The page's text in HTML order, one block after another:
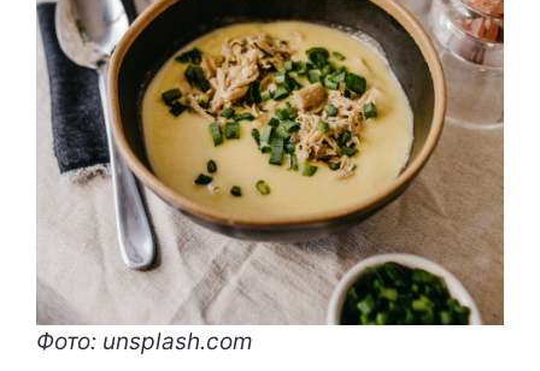
Фото: unsplash.com